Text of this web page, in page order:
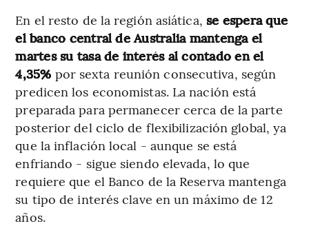
En el resto de la región asiática, se espera que
el banco central de Australia mantenga el
martes su tasa de interés al contado en el
4,35% por sexta reunión consecutiva, según
predicen los economistas. La nación está
preparada para permanecer cerca de la parte
posterior del ciclo de flexibilización global, ya
que la inflación local - aunque se está
enfriando - sigue siendo elevada, lo que
requiere que el Banco de la Reserva mantenga
su tipo de interés clave en un máximo de 12
años.